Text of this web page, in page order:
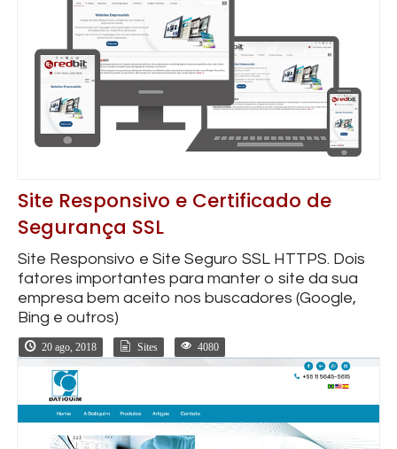
Site Responsivo e Certificado de
Segurança SSL
Site Responsivo e Site Seguro SSL HTTPS. Dois
fatores importantes para manter o site da sua
empresa bem aceito nos buscadores (Google,
Bing e outros)
20 ago, 2018 Sites 4080